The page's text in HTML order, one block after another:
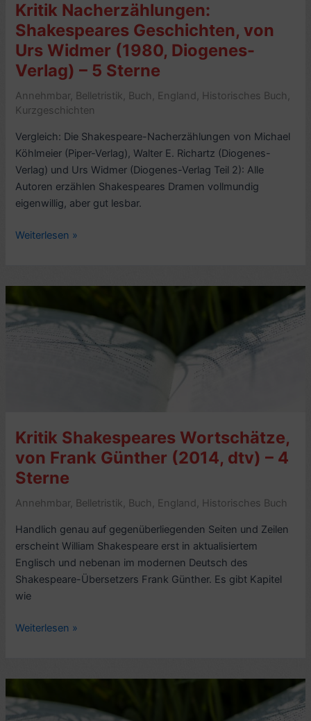
Verlag)
–
4
Sterne
Kritik Nacherzählungen:
Shakespeares Geschichten, von
Urs Widmer (1980, Diogenes-
Verlag) – 5 Sterne
Annehmbar, Belletristik, Buch , England, Historisches Buch ,
Kurzgeschichten
Vergleich: Die Shakespeare-Nacherzählungen von Michael
Köhlmeier (Piper-Verlag), Walter E. Richartz (Diogenes-
Verlag) und Urs Widmer (Diogenes-Verlag Teil 2): Alle
Autoren erzählen Shakespeares Dramen vollmundig
eigenwillig, aber gut lesbar.
Kritik
Geschichten,
Widmer
Sterne
Weiterlesen »
Kritik Shakespeares Wortschätze,
von Frank Günther (2014, dtv) – 4
Sterne
Annehmbar, Belletristik, Buch , England, Historisches Buch
Handlich genau auf gegenüberliegenden Seiten und Zeilen
erscheint William Shakespeare erst in aktualisiertem
Englisch und nebenan im modernen Deutsch des
Shakespeare-Übersetzers Frank Günther. Es gibt Kapitel
wie
Kritik
von
Weiterlesen »